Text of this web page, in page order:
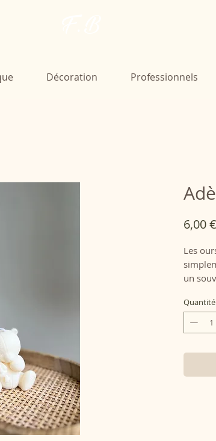
Décoration Professionnels
6,00 €
Les
un
une
Quantité